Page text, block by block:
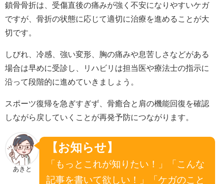
鎖骨骨折は、受傷直後の痛みが強く不安になりやすいケガ
ですが、骨折の状態に応じて適切に治療を進めることが大
切です。
しびれ、冷感、強い変形、胸の痛みや息苦しさなどがある
場合は早めに受診し、リハビリは担当医や療法士の指示に
沿って段階的に進めていきましょう。
スポーツ復帰を急ぎすぎず、骨癒合と肩の機能回復を確認
しながら戻していくことが再発予防につながります。
あきと
【お知らせ】
「もっとこれが知りたい！」「こんな
記事を書いて欲しい！」「ケガのこと